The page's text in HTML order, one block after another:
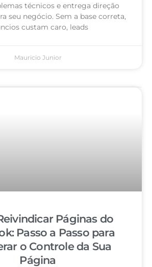
técnicos e entrega direção
seu negócio. Sem a base correta,
custam caro, leads
Mauricio Junior
Páginas do
Passo a Passo para
o Controle da Sua
Página